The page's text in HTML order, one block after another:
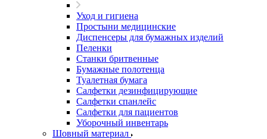
Уход и гигиена
Простыни медицинские
Диспенсеры для бумажных изделий
Пеленки
Станки бритвенные
Бумажные полотенца
Туалетная бумага
Салфетки дезинфицирующие
Салфетки спанлейс
Салфетки для пациентов
Уборочный инвентарь
Шовный материал